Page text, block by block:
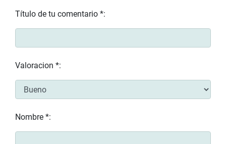
Título de tu comentario *:
Valoracion *:
Nombre *: